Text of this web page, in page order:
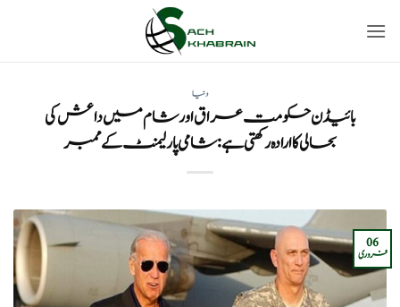
دنیا
بائیڈن حکومت عراق اور شام میں داعش کی
بحالی کا ارادہ رکھتی ہے: شامی پارلیمنٹ کے ممبر
06
فروری